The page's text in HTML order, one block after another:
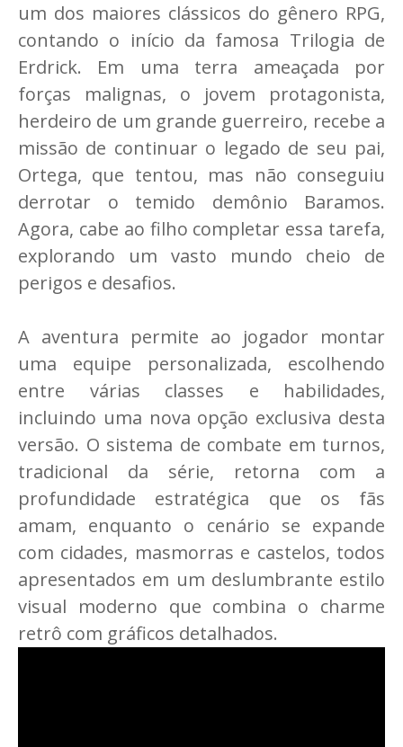
um dos maiores clássicos do gênero RPG,
contando o início da famosa Trilogia de
Erdrick. Em uma terra ameaçada por
forças malignas, o jovem protagonista,
herdeiro de um grande guerreiro, recebe a
missão de continuar o legado de seu pai,
Ortega, que tentou, mas não conseguiu
derrotar o temido demônio Baramos.
Agora, cabe ao filho completar essa tarefa,
explorando um vasto mundo cheio de
perigos e desafios.
A aventura permite ao jogador montar
uma equipe personalizada, escolhendo
entre várias classes e habilidades,
incluindo uma nova opção exclusiva desta
versão. O sistema de combate em turnos,
tradicional da série, retorna com a
profundidade estratégica que os fãs
amam, enquanto o cenário se expande
com cidades, masmorras e castelos, todos
apresentados em um deslumbrante estilo
visual moderno que combina o charme
retrô com gráficos detalhados.